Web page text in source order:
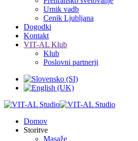
Urnik vadb
Cenik Ljubljana
Dogodki
Kontakt
VIT-AL Klub
Klub
Poslovni partnerji
Domov
Storitve
Masaže